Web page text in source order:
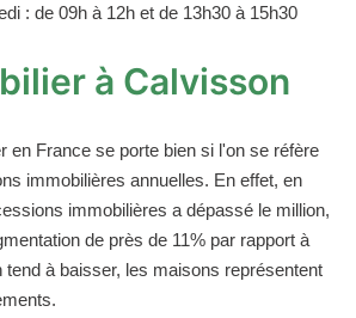
: de 09h à 12h et de 13h30 à 15h30
à Calvisson
en France se porte bien si l'on se réfère
immobilières annuelles. En effet, en
immobilières a dépassé le million,
de près de 11% par rapport à
tend à baisser, les maisons représentent